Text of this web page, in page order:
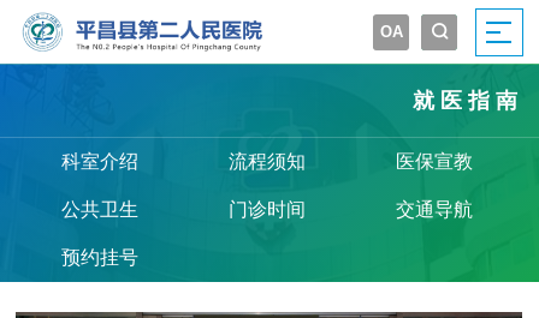
OA 

就医指南
科室介绍 流程须知 医保宣教
公共卫生 门诊时间 交通导航
预约挂号